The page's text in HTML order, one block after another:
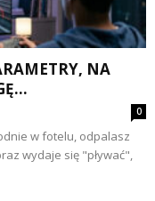
NA
0
w fotelu, odpalasz
wydaje się "pływać",